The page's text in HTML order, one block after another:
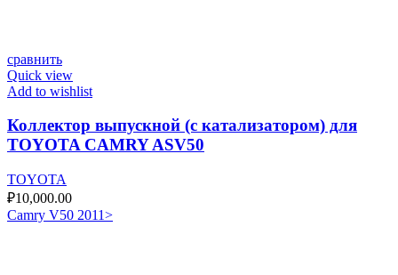
сравнить
Quick view
Add to wishlist
Коллектор выпускной (с катализатором) для
TOYOTA CAMRY ASV50
TOYOTA
₽10,000.00
Camry V50 2011>